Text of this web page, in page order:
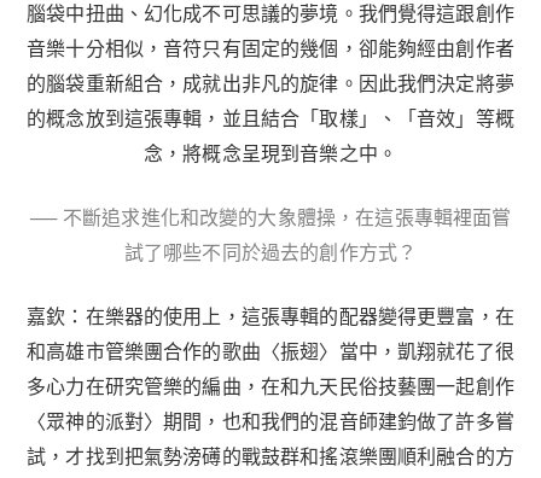
腦袋中扭曲、幻化成不可思議的夢境。我們覺得這跟創作
音樂十分相似，音符只有固定的幾個，卻能夠經由創作者
的腦袋重新組合，成就出非凡的旋律。因此我們決定將夢
的概念放到這張專輯，並且結合「取樣」、「音效」等概
念，將概念呈現到音樂之中。
── 不斷追求進化和改變的大象體操，在這張專輯裡面嘗
試了哪些不同於過去的創作方式？
嘉欽：在樂器的使用上，這張專輯的配器變得更豐富，在
和高雄市管樂團合作的歌曲〈振翅〉當中，凱翔就花了很
多心力在研究管樂的編曲，在和九天民俗技藝團一起創作
〈眾神的派對〉期間，也和我們的混音師建鈞做了許多嘗
試，才找到把氣勢滂礡的戰鼓群和搖滾樂團順利融合的方